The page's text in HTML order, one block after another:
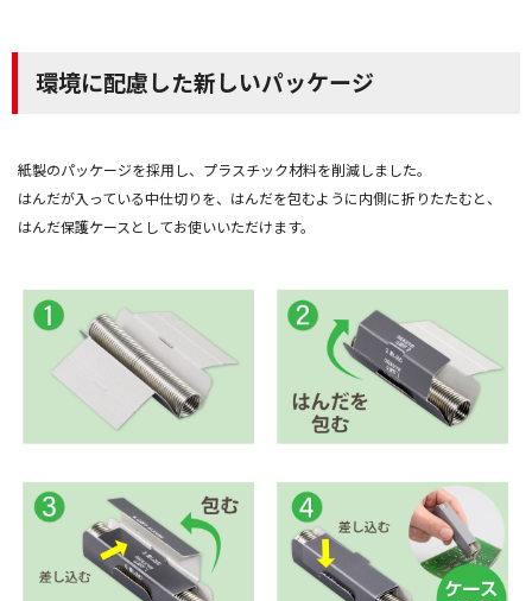
環境に配慮した新しいパッケージ
紙製のパッケージを採用し、プラスチック材料を削減しました。
はんだが入っている中仕切りを、はんだを包むように内側に折りたたむと、
はんだ保護ケースとしてお使いいただけます。